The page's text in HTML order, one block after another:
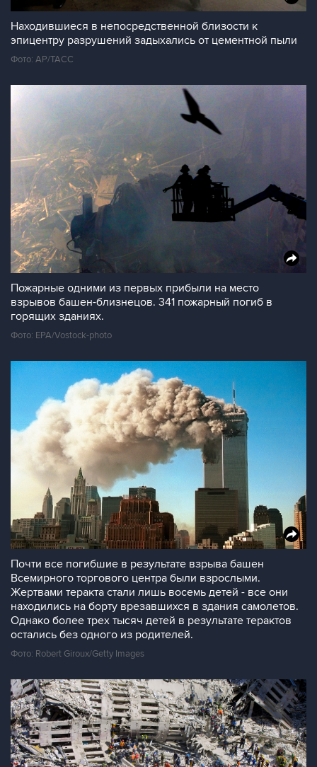
Находившиеся в непосредственной близости к
эпицентру разрушений задыхались от цементной пыли
Фото: AP/ТАСС
Пожарные одними из первых прибыли на место
взрывов башен-близнецов. 341 пожарный погиб в
горящих зданиях.
Фото: EPA/Vostock-photo
Почти все погибшие в результате взрыва башен
Всемирного торгового центра были взрослыми.
Жертвами теракта стали лишь восемь детей - все они
находились на борту врезавшихся в здания самолетов.
Однако более трех тысяч детей в результате терактов
остались без одного из родителей.
Фото: Robert Giroux/Getty Images